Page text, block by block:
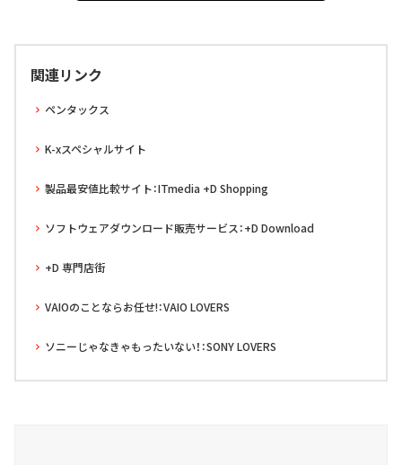
関連リンク
ペンタックス
K-xスペシャルサイト
製品最安値比較サイト：ITmedia +D Shopping
ソフトウェアダウンロード販売サービス：+D Download
+D 専門店街
VAIOのことならお任せ!：VAIO LOVERS
ソニーじゃなきゃもったいない！：SONY LOVERS